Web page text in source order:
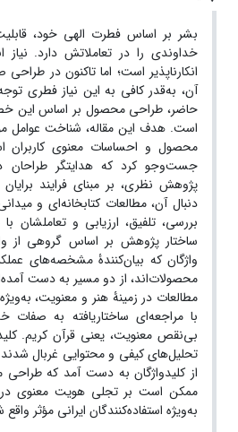
بشر بر اساس فطرت الهی خود،
خداوندی را در تعاملاتش دارد.
انکارناپذیر است؛ اما تاکنون در
آن، به‌قدر کافی به این نیاز فطری
حاضر، طراحی محصول بر اساس این
است. هدف این مقاله، شناخت عوامل
محصول و احساسات معنوی کاربران
جست‌وجو کرد که هدایتگر طراحان
پژوهش نظری، بر مبنای فرایند
دنبال آن، مطالعات کتابخانه‌ای و
بررسی، تلفیق، ارزیابی و تعاملشان
ساختار پژوهش بر اساس گروهی از
واژگان که بیان‌کنندۀ مشخصه‌های
محصولات‌اند، از دو مسیر به دست
مطالعات در زمینۀ هنر و معنویت،
با مراجعه‌ای ساختاریافته به صفات
بی‌نقص معنویت، یعنی قرآن کریم.
تحلیل‌های کیفی و محتوایی غربال
از کلیدواژگان به دست آمد که
ممکن است بر تجلی هویت معنوی در
به‌ویژه استفاده‌کنندگان ایرانی مؤثر